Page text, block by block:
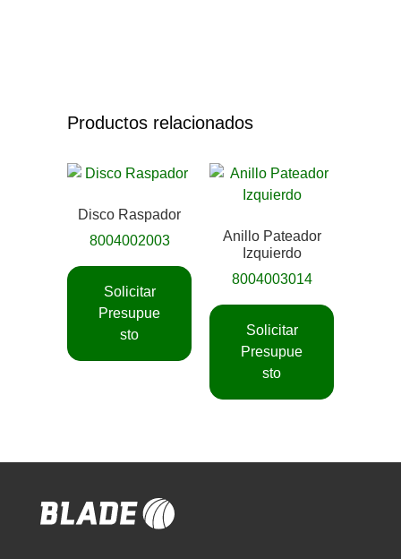
Productos relacionados
Disco Raspador
8004002003
Solicitar
Presupue
sto
Anillo Pateador
Izquierdo
8004003014
Solicitar
Presupue
sto